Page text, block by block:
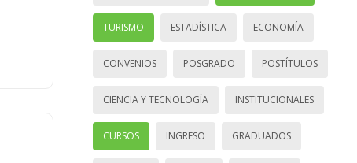
TURISMO ESTADÍSTICA ECONOMÍA
CONVENIOS POSGRADO POSTÍTULOS
CIENCIA Y TECNOLOGÍA INSTITUCIONALES
CURSOS INGRESO GRADUADOS